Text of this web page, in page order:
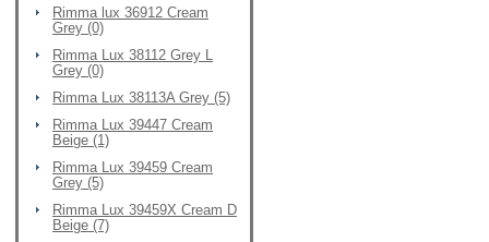
Rimma lux 36912 Cream
Grey (0)
Rimma Lux 38112 Grey L
Grey (0)
Rimma Lux 38113A Grey (5)
Rimma Lux 39447 Cream
Beige (1)
Rimma Lux 39459 Cream
Grey (5)
Rimma Lux 39459X Cream D
Beige (7)